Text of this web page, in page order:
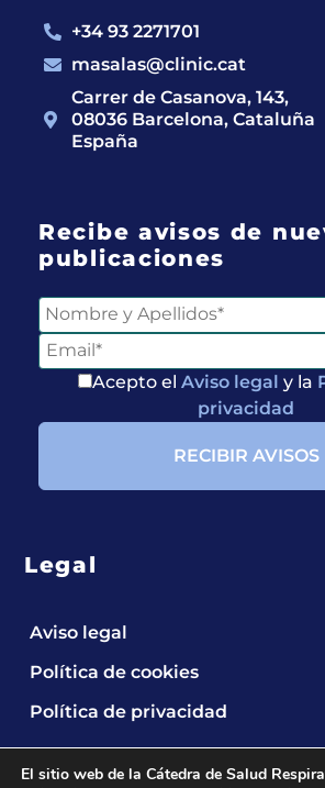
+34 93 2271701
masalas@clinic.cat
Carrer de Casanova, 143,
08036 Barcelona, Cataluña
España
Recibe avisos de
publicaciones
Acepto el Aviso legal y la
privacidad
Legal
Aviso legal
Política de cookies
Política de privacidad
El sitio web de la Cátedra de Salud